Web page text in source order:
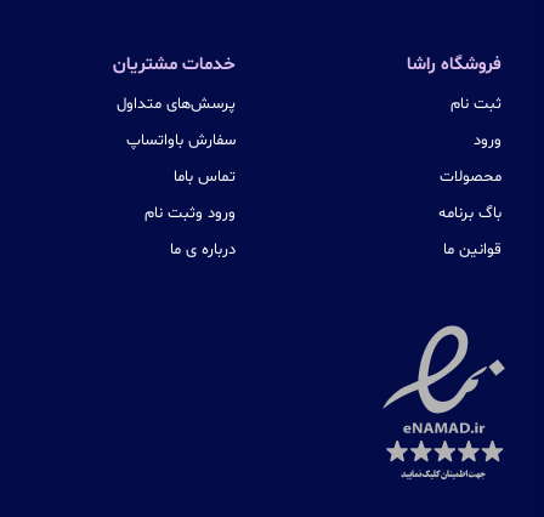
فروشگاه راشا
ثبت نام
ورود
محصولات
باگ برنامه
قوانین ما
خدمات مشتریان
پرسش‌های متداول
سفارش باواتساپ
تماس باما
ورود وثبت نام
درباره ی ما